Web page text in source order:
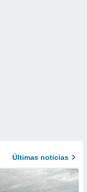
Últimas noticias